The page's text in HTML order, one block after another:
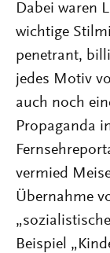
Dabei waren
wichtige
penetrant,
jedes Motiv
auch noch
Propaganda
vermied
Übernahme
Beispiel